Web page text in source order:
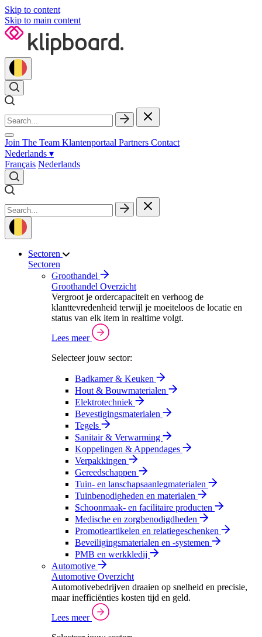
Skip to content
Skip to main content
Join The Team Klantenportaal Partners Contact
Nederlands ▾
Français Nederlands
Sectoren
Sectoren
Groothandel
Groothandel Overzicht
Vergroot je ordercapaciteit en verhoog de
klanttevredenheid terwijl je moeiteloos de locatie en
status van elk item in realtime volgt.
Lees meer
Selecteer jouw sector:
Badkamer & Keuken
Hout & Bouwmaterialen
Elektrotechniek
Bevestigingsmaterialen
Tegels
Sanitair & Verwarming
Koppelingen & Appendages
Verpakkingen
Gereedschappen
Tuin- en lanschapsaanlegmaterialen
Tuinbenodigheden en materialen
Schoonmaak- en facilitaire producten
Medische en zorgbenodigdheden
Promotieartikelen en relatiegeschenken
Beveiligingsmaterialen en -systemen
PMB en werkkledij
Automotive
Automotive Overzicht
Automotivebedrijven draaien op snelheid en precisie,
maar inefficiënties kosten tijd en geld.
Lees meer